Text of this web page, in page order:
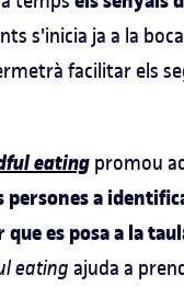
s'inicia ja a la
facilitar els
eating promou
persones a
es posa a la
eating ajuda a